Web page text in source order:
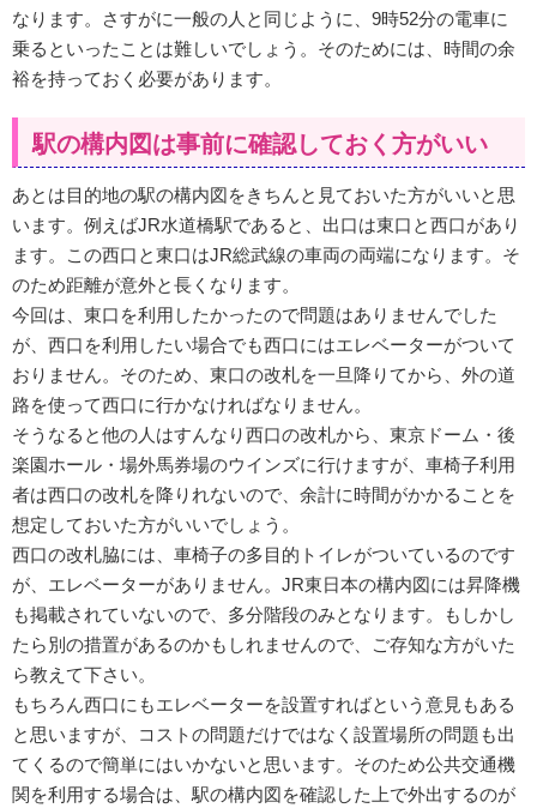
なります。さすがに一般の人と同じように、9時52分の電車に
乗るといったことは難しいでしょう。そのためには、時間の余
裕を持っておく必要があります。
駅の構内図は事前に確認しておく方がいい
あとは目的地の駅の構内図をきちんと見ておいた方がいいと思
います。例えばJR水道橋駅であると、出口は東口と西口があり
ます。この西口と東口はJR総武線の車両の両端になります。そ
のため距離が意外と長くなります。
今回は、東口を利用したかったので問題はありませんでした
が、西口を利用したい場合でも西口にはエレベーターがついて
おりません。そのため、東口の改札を一旦降りてから、外の道
路を使って西口に行かなければなりません。
そうなると他の人はすんなり西口の改札から、東京ドーム・後
楽園ホール・場外馬券場のウインズに行けますが、車椅子利用
者は西口の改札を降りれないので、余計に時間がかかることを
想定しておいた方がいいでしょう。
西口の改札脇には、車椅子の多目的トイレがついているのです
が、エレベーターがありません。JR東日本の構内図には昇降機
も掲載されていないので、多分階段のみとなります。もしかし
たら別の措置があるのかもしれませんので、ご存知な方がいた
ら教えて下さい。
もちろん西口にもエレベーターを設置すればという意見もある
と思いますが、コストの問題だけではなく設置場所の問題も出
てくるので簡単にはいかないと思います。そのため公共交通機
関を利用する場合は、駅の構内図を確認した上で外出するのが